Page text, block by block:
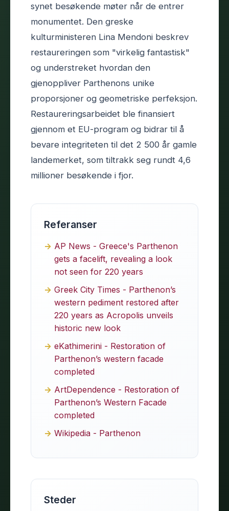
synet besøkende møter når de entrer
monumentet. Den greske
kulturministeren Lina Mendoni beskrev
restaureringen som "virkelig fantastisk"
og understreket hvordan den
gjenoppliver Parthenons unike
proporsjoner og geometriske perfeksjon.
Restaureringsarbeidet ble finansiert
gjennom et EU-program og bidrar til å
bevare integriteten til det 2 500 år gamle
landemerket, som tiltrakk seg rundt 4,6
millioner besøkende i fjor.
Referanser
AP News - Greece's Parthenon
gets a facelift, revealing a look
not seen for 220 years
Greek City Times - Parthenon’s
western pediment restored after
220 years as Acropolis unveils
historic new look
eKathimerini - Restoration of
Parthenon’s western facade
completed
ArtDependence - Restoration of
Parthenon’s Western Facade
completed
Wikipedia - Parthenon
Steder